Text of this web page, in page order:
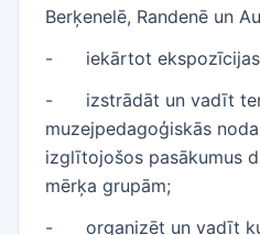
Berķenelē, Randenē un
- iekārtot
- izstrādāt un vadīt
muzejpedagoģiskās
izglītojošos pasākumus
mērķa grupām;
- organizēt un vadīt